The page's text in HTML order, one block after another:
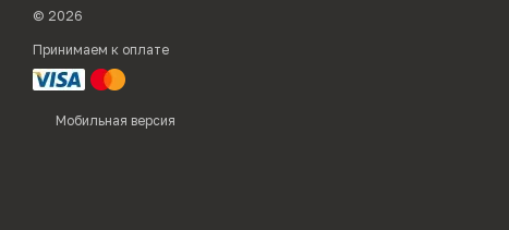
© 2026
Принимаем к оплате
Мобильная версия